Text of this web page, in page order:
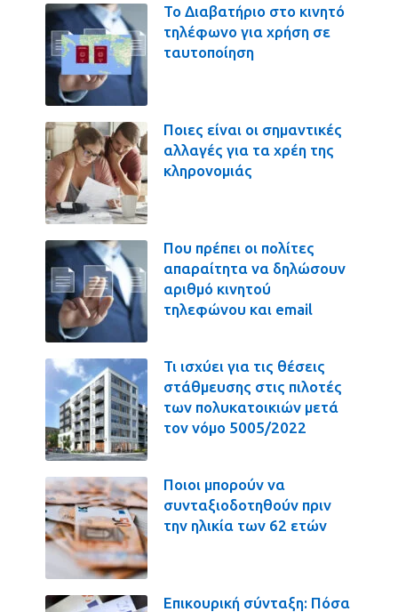
Το Διαβατήριο στο κινητό
τηλέφωνο για χρήση σε
ταυτοποίηση
Ποιες είναι οι σημαντικές
αλλαγές για τα χρέη της
κληρονομιάς
Που πρέπει οι πολίτες
απαραίτητα να δηλώσουν
αριθμό κινητού
τηλεφώνου και email
Τι ισχύει για τις θέσεις
στάθμευσης στις πιλοτές
των πολυκατοικιών μετά
τον νόμο 5005/2022
Ποιοι μπορούν να
συνταξιοδοτηθούν πριν
την ηλικία των 62 ετών
Επικουρική σύνταξη: Πόσα